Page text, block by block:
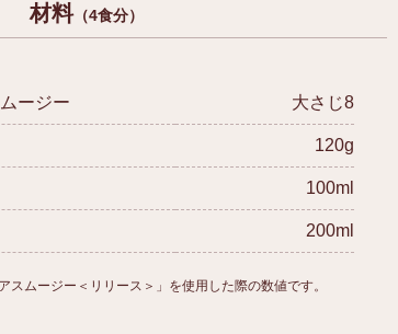
材料（4食分）
ージー 大さじ8
120g
100ml
200ml
ムージー＜リリース＞」を使用した際の数値です。